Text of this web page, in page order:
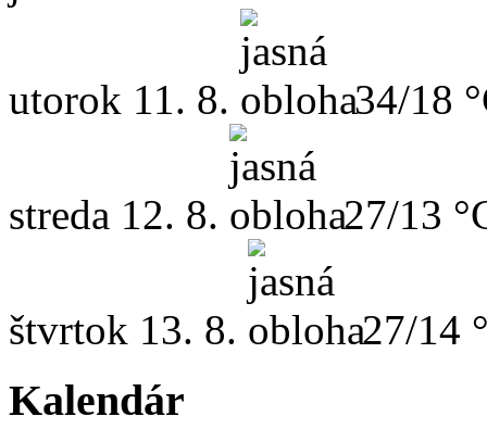
utorok 11. 8. 34/18
streda 12. 8. 27/13
štvrtok 13. 8. 27/14
Kalendár